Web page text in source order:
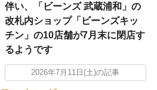
伴い、「ビーンズ 武蔵浦和」の
改札内ショップ「ビーンズキッ
チン」の10店舗が7月末に閉店す
るようです
2026年7月11日(土)の記事